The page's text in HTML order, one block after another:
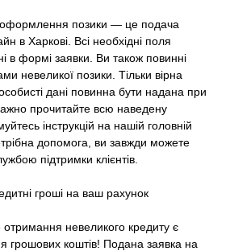
оформлення позики — це подача
в Харкові. Всі необхідні поля
в формі заявки. Ви також повинні
невеликої позики. Тільки вірна
дані повинна бути надана при
прочитайте всю наведену
інструкцій на нашій головній
допомога, ви завжди можете
підтримки клієнтів.
гроші на ваш рахунок
невеликого кредиту є
грошових коштів! Подана заявка на